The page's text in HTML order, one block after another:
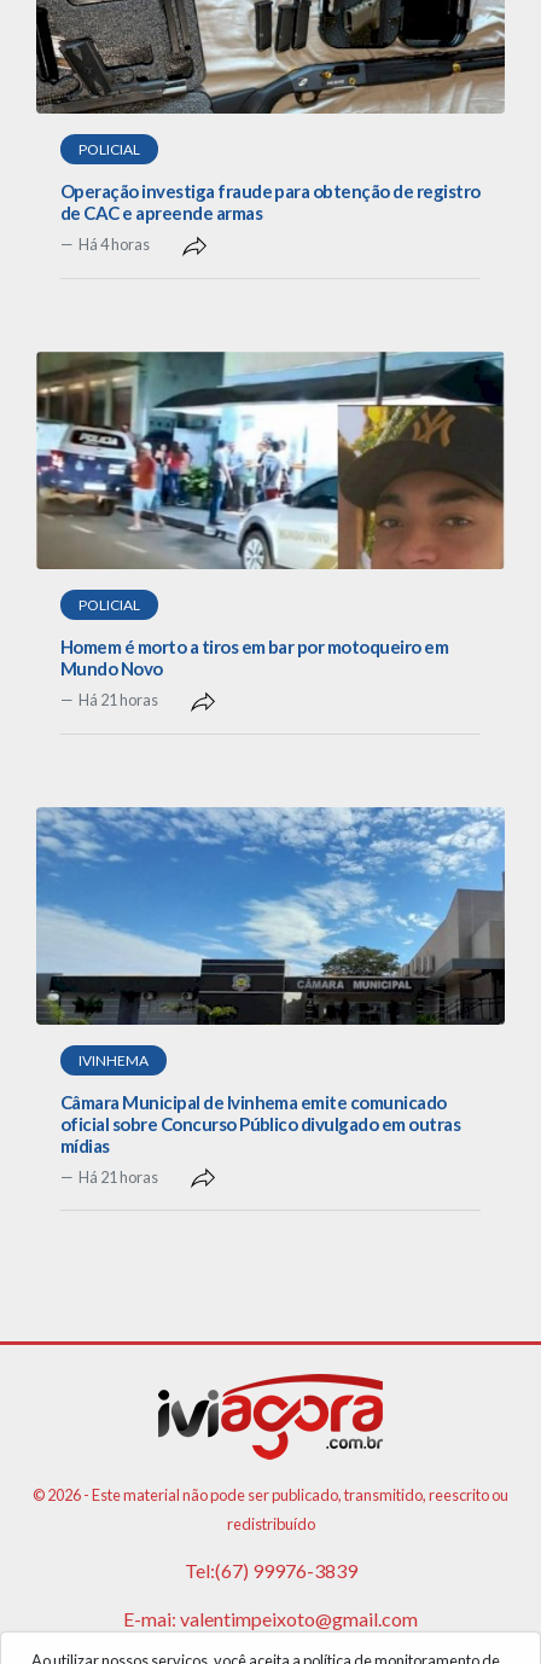
POLICIAL
Operação investiga fraude para obtenção de registro
de CAC e apreende armas
Há 4 horas
POLICIAL
Homem é morto a tiros em bar por motoqueiro em
Mundo Novo
Há 21 horas
IVINHEMA
Câmara Municipal de Ivinhema emite comunicado
oficial sobre Concurso Público divulgado em outras
mídias
Há 21 horas
© 2026 - Este material não pode ser publicado, transmitido, reescrito ou
redistribuído
Tel:(67) 99976-3839
E-mai: valentimpeixoto@gmail.com